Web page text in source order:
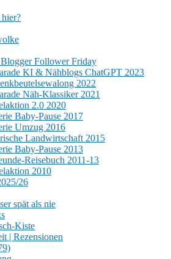
Follower Friday
KI & Nähblogs ChatGPT 2023
2022
Näh-Klassiker 2021
2.0 2020
Baby-Pause 2017
Umzug 2016
Landwirtschaft 2015
Baby-Pause 2013
Reisebuch 2011-13
2010
26
spät als nie
Kiste
| Rezensionen